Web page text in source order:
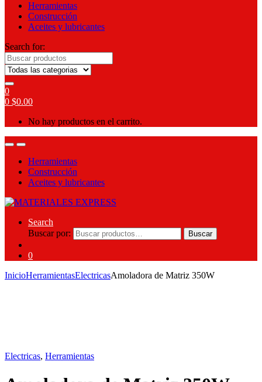
Herramientas
Construcción
Aceites y lubricantes
Search for:
0
0 $0.00
No hay productos en el carrito.
Herramientas
Construcción
Aceites y lubricantes
Search
Buscar por:
Buscar
0
InicioHerramientasElectricasAmoladora de Matriz 350W
Electricas, Herramientas